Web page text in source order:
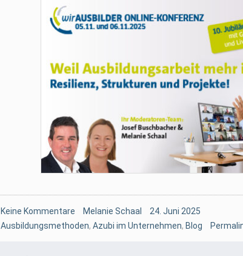
Keine Kommentare Melanie Schaal
24. Juni 2025
Ausbildungsmethoden, Azubi im Unternehmen, Blog